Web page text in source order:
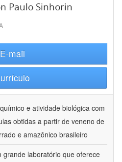
Paulo Sinhorin
E-mail
e atividade biológica com
obtidas a partir de veneno de
e amazônico brasileiro
grande laboratório que oferece